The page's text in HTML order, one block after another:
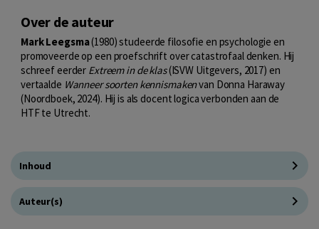
Over de auteur
Mark Leegsma(1980) studeerde filosofie en psychologie en
promoveerde op een proefschrift over catastrofaal denken. Hij
schreef eerder Extreem in de klas(ISVW Uitgevers, 2017) en
vertaalde Wanneer soorten kennismakenvan Donna Haraway
(Noordboek, 2024). Hij is als docent logica verbonden aan de
HTF te Utrecht.
Inhoud
Auteur(s)